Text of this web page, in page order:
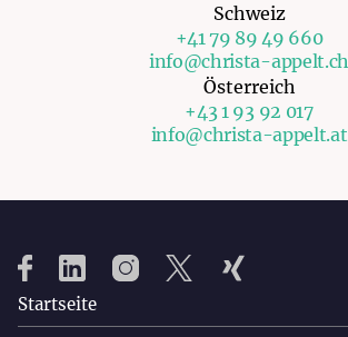
Schweiz
+41 79 89 49 660
info@christa-appelt.ch
Österreich
+43 1 93 92 017
info@christa-appelt.at
Startseite